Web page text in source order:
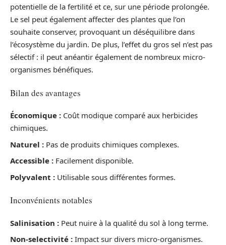
potentielle de la fertilité et ce, sur une période prolongée.
Le sel peut également affecter des plantes que l’on
souhaite conserver, provoquant un déséquilibre dans
l’écosystème du jardin. De plus, l’effet du gros sel n’est pas
sélectif : il peut anéantir également de nombreux micro-
organismes bénéfiques.
Bilan des avantages
Économique : Coût modique comparé aux herbicides
chimiques.
Naturel : Pas de produits chimiques complexes.
Accessible : Facilement disponible.
Polyvalent : Utilisable sous différentes formes.
Inconvénients notables
Salinisation : Peut nuire à la qualité du sol à long terme.
Non-selectivité : Impact sur divers micro-organismes.